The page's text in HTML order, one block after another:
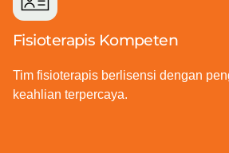
Fisioterapis Kompeten
Tim fisioterapis berlisensi dengan
keahlian terpercaya.